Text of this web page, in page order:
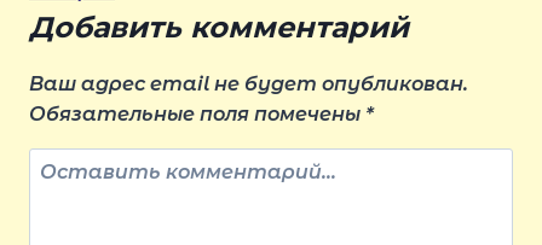
Добавить комментарий
Ваш адрес email не будет опубликован.
Обязательные поля помечены *